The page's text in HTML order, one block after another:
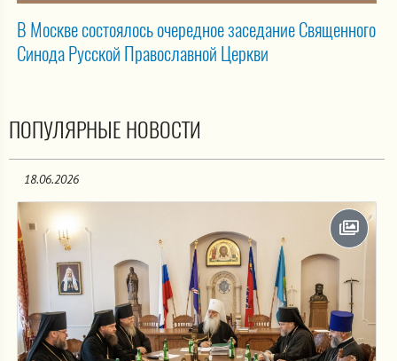
В Москве состоялось очередное заседание Священного
Синода Русской Православной Церкви
ПОПУЛЯРНЫЕ НОВОСТИ
18.06.2026